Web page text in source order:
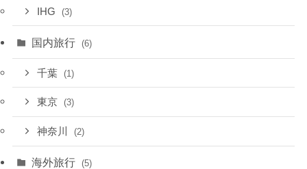
IHG (3)
国内旅行 (6)
千葉 (1)
東京 (3)
神奈川 (2)
海外旅行 (5)